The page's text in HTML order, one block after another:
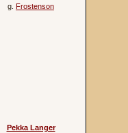
g. Frostenson
Pekka Langer